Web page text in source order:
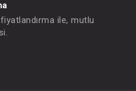
ile, mutlu